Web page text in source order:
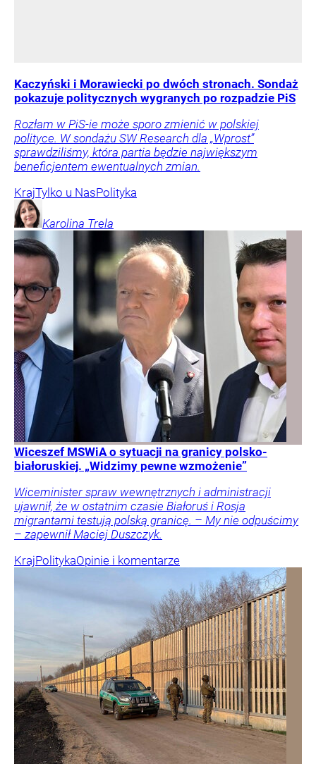
Kaczyński i Morawiecki po dwóch stronach. Sondaż
pokazuje politycznych wygranych po rozpadzie PiS
Rozłam w PiS-ie może sporo zmienić w polskiej
polityce. W sondażu SW Research dla „Wprost”
sprawdziliśmy, która partia będzie największym
beneficjentem ewentualnych zmian.
KrajTylko u NasPolityka
Karolina Trela
Wiceszef MSWiA o sytuacji na granicy polsko-
białoruskiej. „Widzimy pewne wzmożenie”
Wiceminister spraw wewnętrznych i administracji
ujawnił, że w ostatnim czasie Białoruś i Rosja
migrantami testują polską granicę. – My nie odpuścimy
– zapewnił Maciej Duszczyk.
KrajPolitykaOpinie i komentarze